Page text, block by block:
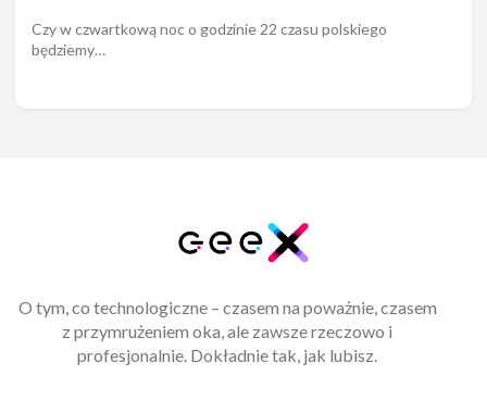
Czy w czwartkową noc o godzinie 22 czasu polskiego
będziemy…
O tym, co technologiczne – czasem na poważnie, czasem
z przymrużeniem oka, ale zawsze rzeczowo i
profesjonalnie. Dokładnie tak, jak lubisz.